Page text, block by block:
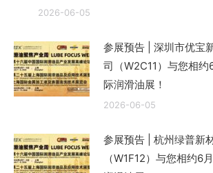
2026-06-05
参展预告 | 深圳市优宝
司（W2C11）与您相
际润滑油展！
2026-06-05
参展预告 | 杭州绿普新
（W1F12）与您相约6